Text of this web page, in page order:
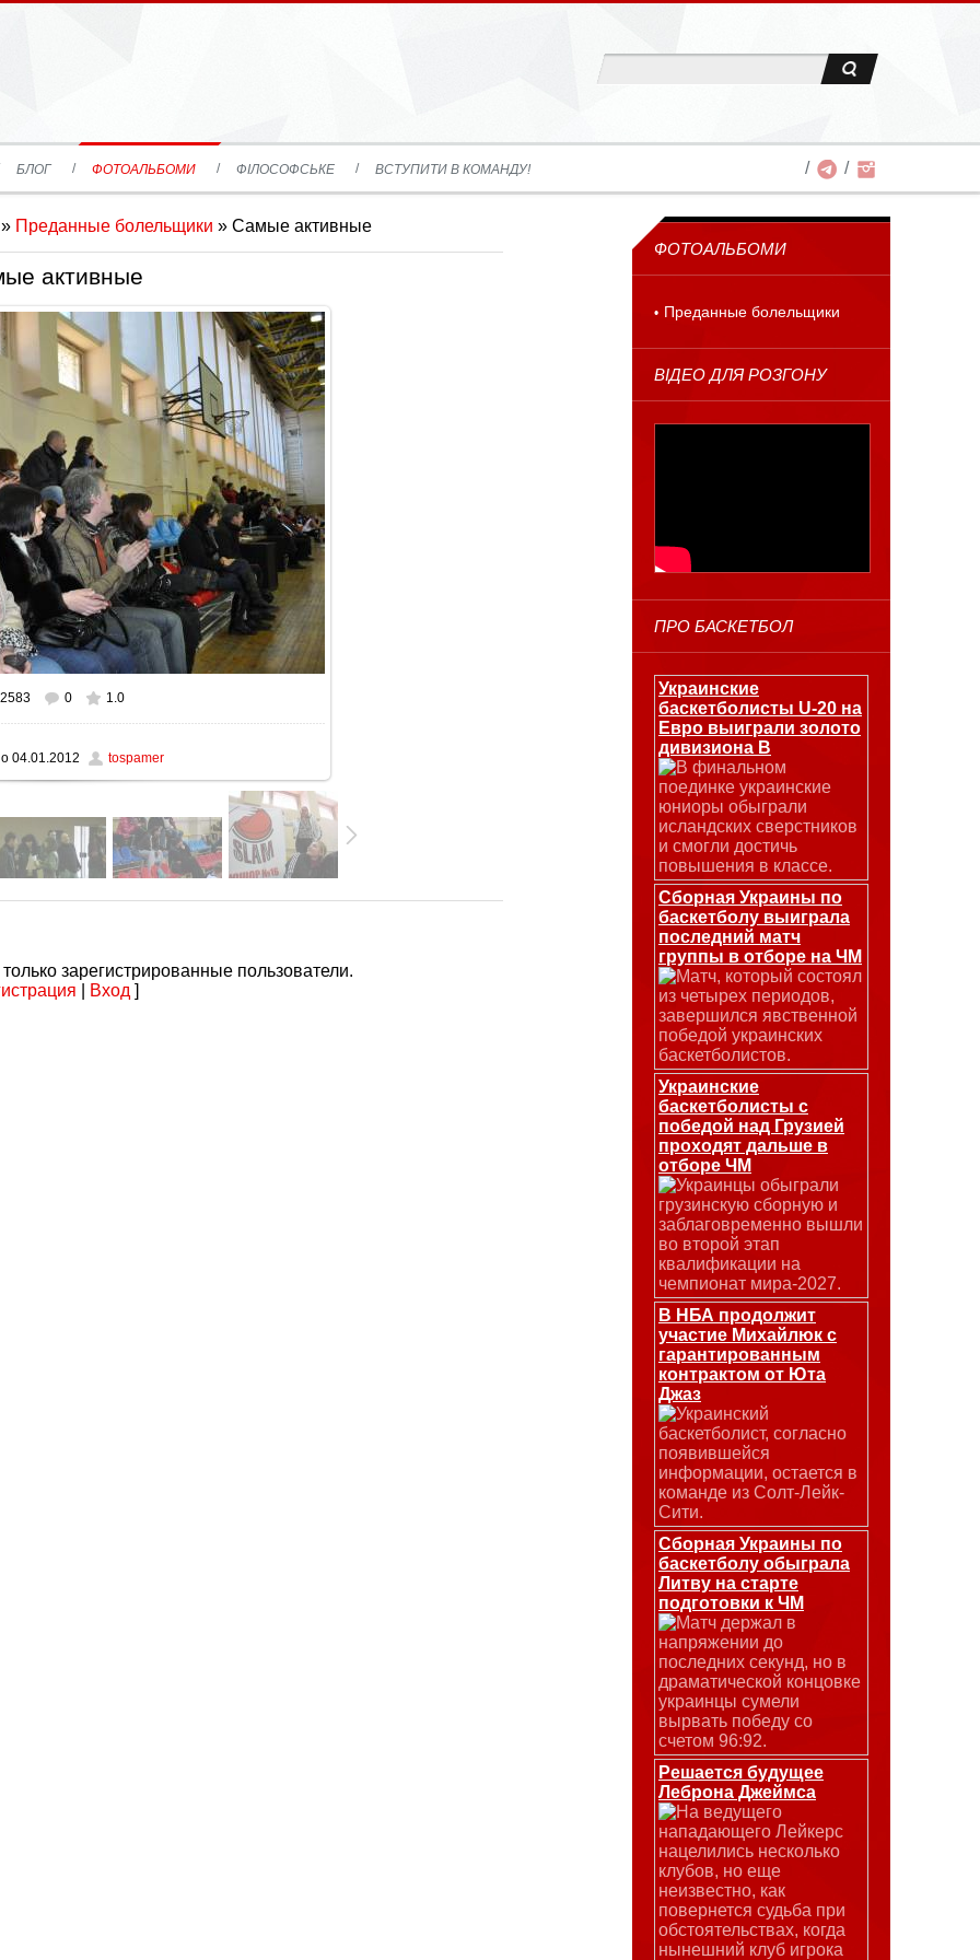
БЛОГ ФОТОАЛЬБОМИ ФІЛОСОФСЬКЕ ВСТУПИТИ В КОМАНДУ!
Преданные болельщики » Самые активные
активные
размере 1600x1062
2583 0 1.0
04.01.2012 tospamer
зарегистрированные пользователи.
Вход ]
ФОТОАЛЬБОМИ
Преданные болельщики
ВІДЕО ДЛЯ РОЗГОНУ
ПРО БАСКЕТБОЛ
Украинские
баскетболисты U-20 на
Евро выиграли золото
дивизиона В
В финальном
поединке украинские
юниоры обыграли
исландских сверстников
и смогли достичь
повышения в классе.
Сборная Украины по
баскетболу выиграла
последний матч
группы в отборе на ЧМ
Матч, который состоял
из четырех периодов,
завершился явственной
победой украинских
баскетболистов.
Украинские
баскетболисты с
победой над Грузией
проходят дальше в
отборе ЧМ
Украинцы обыграли
грузинскую сборную и
заблаговременно вышли
во второй этап
квалификации на
чемпионат мира-2027.
В НБА продолжит
участие Михайлюк с
гарантированным
контрактом от Юта
Джаз
Украинский
баскетболист, согласно
появившейся
информации, остается в
команде из Солт-Лейк-
Сити.
Сборная Украины по
баскетболу обыграла
Литву на старте
подготовки к ЧМ
Матч держал в
напряжении до
последних секунд, но в
драматической концовке
украинцы сумели
вырвать победу со
счетом 96:92.
Решается будущее
Леброна Джеймса
На ведущего
нападающего Лейкерс
нацелились несколько
клубов, но еще
неизвестно, как
повернется судьба при
обстоятельствах, когда
нынешний клуб игрока